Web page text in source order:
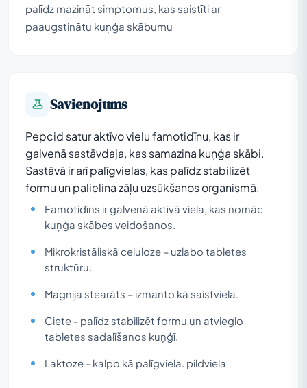
palīdz mazināt simptomus, kas saistīti ar
paaugstinātu kuņģa skābumu
Savienojums
Pepcid satur aktīvo vielu famotidīnu, kas ir
galvenā sastāvdaļa, kas samazina kuņģa skābi.
Sastāvā ir arī palīgvielas, kas palīdz stabilizēt
formu un palielina zāļu uzsūkšanos organismā.
Famotidīns ir galvenā aktīvā viela, kas nomāc
kuņģa skābes veidošanos.
Mikrokristāliskā celuloze – uzlabo tabletes
struktūru.
Magnija stearāts – izmanto kā saistviela.
Ciete - palīdz stabilizēt formu un atvieglo
tabletes sadalīšanos kuņģī.
Laktoze - kalpo kā palīgviela. pildviela